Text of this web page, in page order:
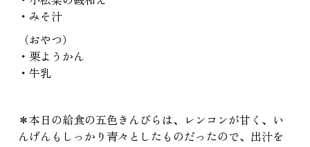
・みそ汁
（おやつ）
・栗ようかん
・牛乳
＊本日の給食の五色きんぴらは、レンコンが甘く、い
んげんもしっかり青々としたものだったので、出汁を